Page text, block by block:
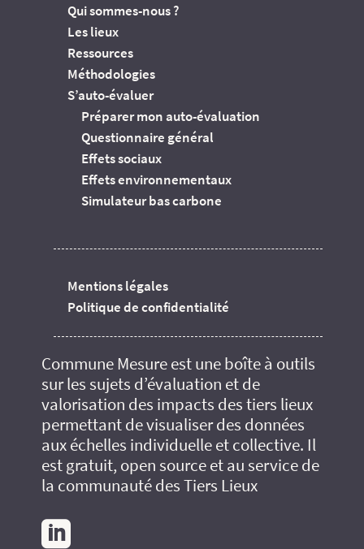
Qui sommes-nous ?
Les lieux
Ressources
Méthodologies
S’auto-évaluer
Préparer mon auto-évaluation
Questionnaire général
Effets sociaux
Effets environnementaux
Simulateur bas carbone
Mentions légales
Politique de confidentialité
Commune Mesure est une boîte à outils
sur les sujets d’évaluation et de
valorisation des impacts des tiers lieux
permettant de visualiser des données
aux échelles individuelle et collective. Il
est gratuit, open source et au service de
la communauté des Tiers Lieux
